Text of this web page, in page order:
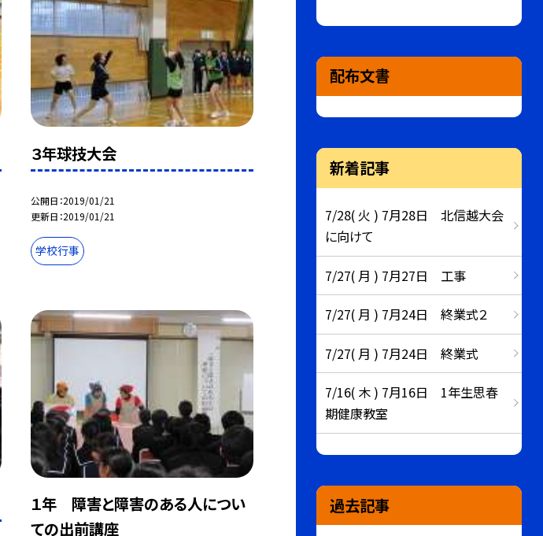
３年球技大会
公開日 2019/01/21
更新日 2019/01/21
学校行事
１年 障害と障害のある人につい
ての出前講座
配布文書
新着記事
7/28( 火 ) 7月28日 北信越大会
に向けて
7/27( 月 ) 7月27日 工事
7/27( 月 ) 7月24日 終業式２
7/27( 月 ) 7月24日 終業式
7/16( 木 ) 7月16日 1年生思春
期健康教室
過去記事